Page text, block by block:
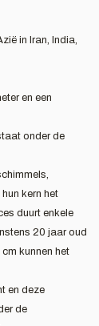
in Iran, India,
en een
onder de
kern het
duurt enkele
20 jaar oud
kunnen het
en deze
de